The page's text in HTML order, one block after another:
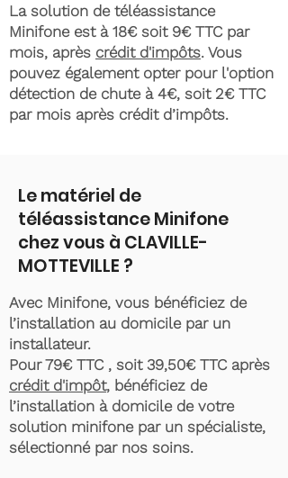
La solution de téléassistance
Minifone est à 18€ soit 9€ TTC par
mois, après crédit d'impôts. Vous
pouvez également opter pour l'option
détection de chute à 4€, soit 2€ TTC
par mois après crédit d’impôts.
Le matériel de
téléassistance Minifone
chez vous à CLAVILLE-
MOTTEVILLE ?
Avec Minifone, vous bénéficiez de
l’installation au domicile par un
installateur.
Pour 79€ TTC , soit 39,50€ TTC après
crédit d'impôt, bénéficiez de
l’installation à domicile de votre
solution minifone par un spécialiste,
sélectionné par nos soins.